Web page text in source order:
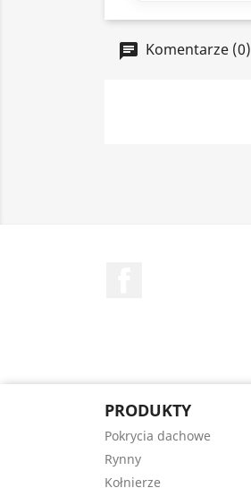
Komentarze (0)
PRODUKTY
Pokrycia dachowe
Rynny
Kołnierze